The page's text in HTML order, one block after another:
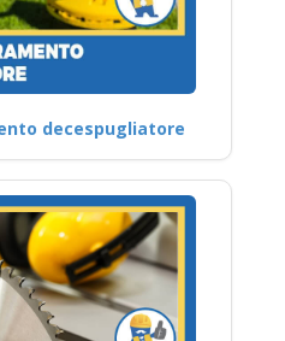
decespugliatore